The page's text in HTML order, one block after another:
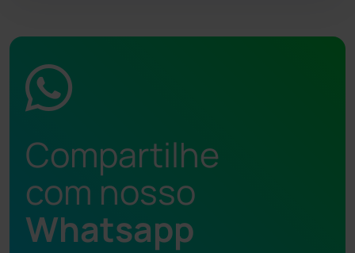
Compartilhe
com nosso
Whatsapp